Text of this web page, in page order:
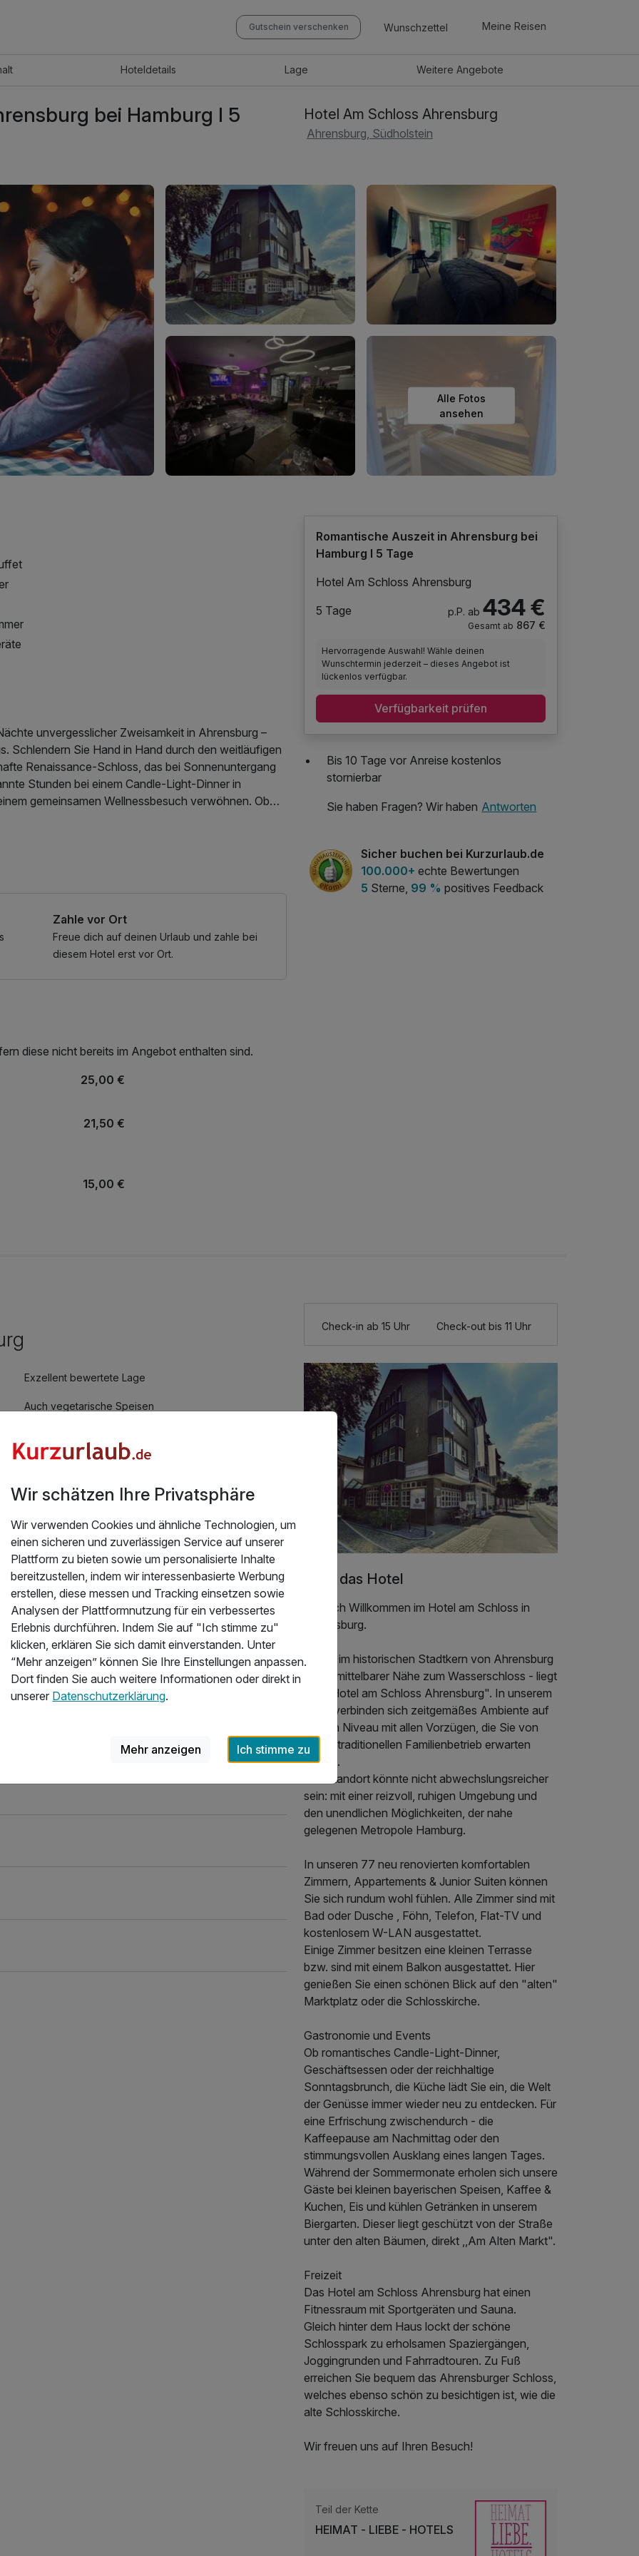
Gutschein verschenken Wunschzettel Meine Reisen
Hoteldetails Lage WeitereAngebote
bei Hamburg I 5
Hotel Am Schloss Ahrensburg
Ahrensburg, Südholstein
Alle Fotos
ansehen
unvergesslicher Zweisamkeit in Ahrensburg –
Schlendern Sie Hand in Hand durch den weitläufigen
Renaissance-Schloss, das bei Sonnenuntergang
Stunden bei einem Candle-Light-Dinner in
gemeinsamen Wellnessbesuch verwöhnen. Ob
grüne Alleen oder ein Ausflug ins romantische
für eine liebevolle Auszeit zu zweit. Gönnen Sie
Nutzung des Fitnessbereichs, W-LAN
Zahle vor Ort
Freue dich auf deinen Urlaub und zahle bei
diesem Hotel erst vor Ort.
diese nicht bereits im Angebot enthalten sind.
25,00 €
21,50 €
15,00 €
Romantische Auszeit in Ahrensburg bei
Hamburg I 5 Tage
Hotel Am Schloss Ahrensburg
5 Tage
p.P. ab 434 €
Gesamt ab 867 €
Hervorragende Auswahl! Wähle deinen
Wunschtermin jederzeit – dieses Angebot ist
lückenlos verfügbar.
Verfügbarkeit prüfen
Bis 10 Tage vor Anreise kostenlos
stornierbar
Sie haben Fragen? Wir haben Antworten
Sicher buchen bei Kurzurlaub.de
100.000+ echte Bewertungen
5 Sterne, 99 % positives Feedback
Exzellent bewertete Lage
Auch vegetarische Speisen
Mit Hotelbar
Ahrensburg inkl. Abendessen I 3 Nächte
Check-in ab 15 Uhr Check-out bis 11 Uhr
Über das Hotel
Herzlich Willkommen im Hotel am Schloss in
Ahrensburg.
Mitten im historischen Stadtkern von Ahrensburg
- in unmittelbarer Nähe zum Wasserschloss - liegt
das "Hotel am Schloss Ahrensburg". In unserem
Haus verbinden sich zeitgemäßes Ambiente auf
hohem Niveau mit allen Vorzügen, die Sie von
einem traditionellen Familienbetrieb erwarten
dürfen.
Der Standort könnte nicht abwechslungsreicher
sein: mit einer reizvoll, ruhigen Umgebung und
den unendlichen Möglichkeiten, der nahe
gelegenen Metropole Hamburg.
In unseren 77 neu renovierten komfortablen
Zimmern, Appartements & Junior Suiten können
Sie sich rundum wohl fühlen. Alle Zimmer sind mit
Bad oder Dusche , Föhn, Telefon, Flat-TV und
kostenlosem W-LAN ausgestattet.
Einige Zimmer besitzen eine kleinen Terrasse
bzw. sind mit einem Balkon ausgestattet. Hier
genießen Sie einen schönen Blick auf den "alten"
Marktplatz oder die Schlosskirche.
Gastronomie und Events
Ob romantisches Candle-Light-Dinner,
Geschäftsessen oder der reichhaltige
Sonntagsbrunch, die Küche lädt Sie ein, die Welt
der Genüsse immer wieder neu zu entdecken. Für
eine Erfrischung zwischendurch - die
Kaffeepause am Nachmittag oder den
stimmungsvollen Ausklang eines langen Tages.
Während der Sommermonate erholen sich unsere
Gäste bei kleinen bayerischen Speisen, Kaffee &
Kuchen, Eis und kühlen Getränken in unserem
Biergarten. Dieser liegt geschützt von der Straße
unter den alten Bäumen, direkt ,,Am Alten Markt".
Freizeit
Das Hotel am Schloss Ahrensburg hat einen
Fitnessraum mit Sportgeräten und Sauna.
Gleich hinter dem Haus lockt der schöne
Schlosspark zu erholsamen Spaziergängen,
Joggingrunden und Fahrradtouren. Zu Fuß
erreichen Sie bequem das Ahrensburger Schloss,
welches ebenso schön zu besichtigen ist, wie die
alte Schlosskirche.
Wir freuen uns auf Ihren Besuch!
Teil der Kette
HEIMAT - LIEBE - HOTELS
Wir schätzen Ihre Privatsphäre
Wir verwenden Cookies und ähnliche Technologien, um
einen sicheren und zuverlässigen Service auf unserer
Plattform zu bieten sowie um personalisierte Inhalte
bereitzustellen, indem wir interessenbasierte Werbung
erstellen, diese messen und Tracking einsetzen sowie
Analysen der Plattformnutzung für ein verbessertes
Erlebnis durchführen. Indem Sie auf "Ich stimme zu"
klicken, erklären Sie sich damit einverstanden. Unter
“Mehr anzeigen” können Sie Ihre Einstellungen anpassen.
Dort finden Sie auch weitere Informationen oder direkt in
unserer Datenschutzerklärung.
Mehr anzeigen Ich stimme zu